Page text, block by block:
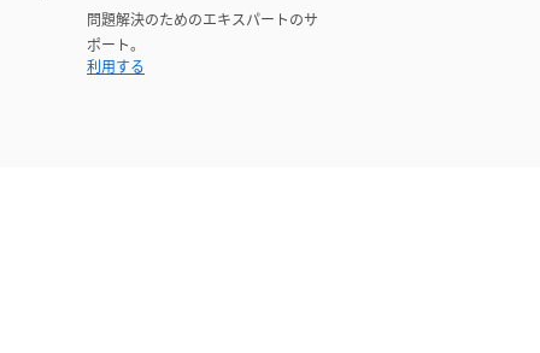
問題解決のためのエキスパートのサ
ポート。
利用する